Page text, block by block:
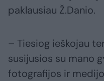
paklausiau Ž.Danio.
– Tiesiog ieškojau
susijusios su mano
fotografijos ir